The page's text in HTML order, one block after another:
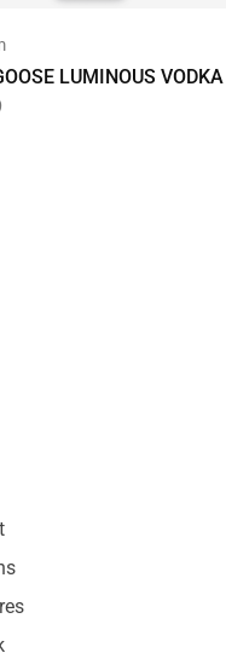
LUMINOUS VODKA